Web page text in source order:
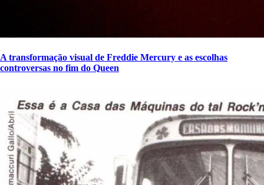
A transformação visual de Freddie Mercury e as escolhas
controversas no fim do Queen